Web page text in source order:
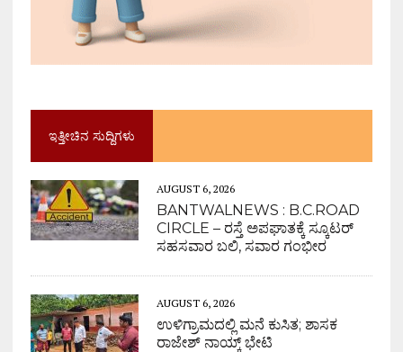
ಇತ್ತೀಚಿನ ಸುದ್ದಿಗಳು
AUGUST 6, 2026
BANTWALNEWS : B.C.ROAD
CIRCLE – ರಸ್ತೆ ಅಪಘಾತಕ್ಕೆ ಸ್ಕೂಟರ್
ಸಹಸವಾರ ಬಲಿ, ಸವಾರ ಗಂಭೀರ
AUGUST 6, 2026
ಉಳಿಗ್ರಾಮದಲ್ಲಿ ಮನೆ ಕುಸಿತ; ಶಾಸಕ
ರಾಜೇಶ್ ನಾಯ್ಕ್ ಭೇಟಿ